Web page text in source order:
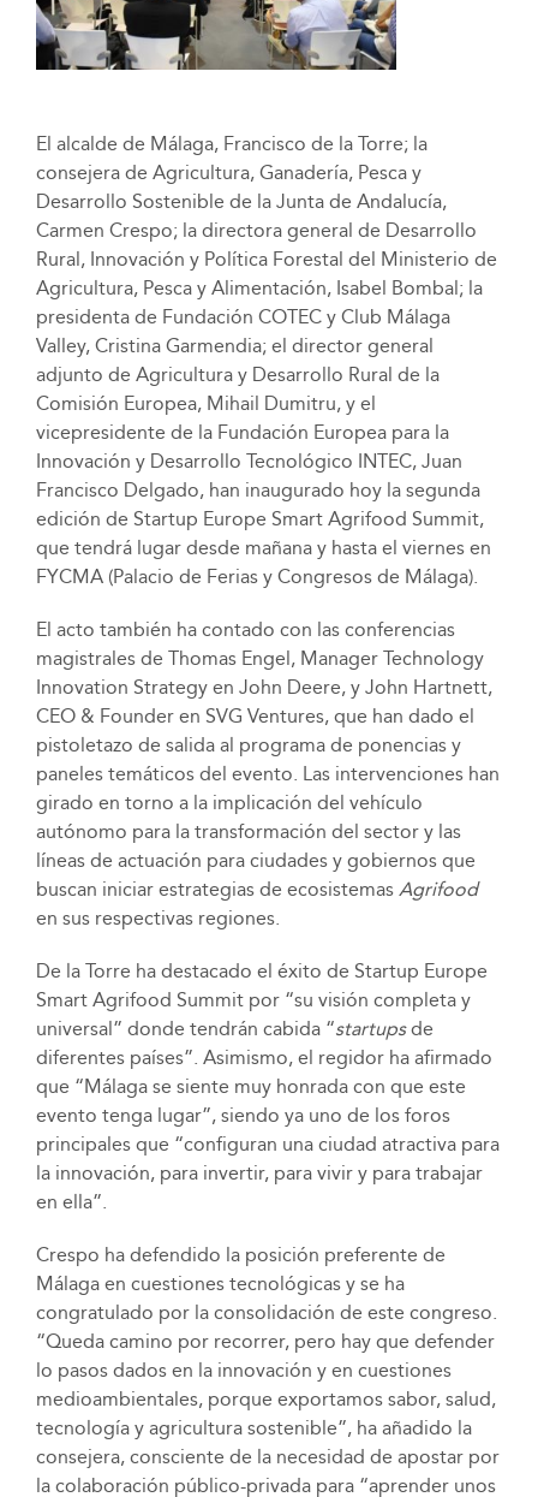
El alcalde de Málaga, Francisco de la Torre; la
consejera de Agricultura, Ganadería, Pesca y
Desarrollo Sostenible de la Junta de Andalucía,
Carmen Crespo; la directora general de Desarrollo
Rural, Innovación y Política Forestal del Ministerio de
Agricultura, Pesca y Alimentación, Isabel Bombal; la
presidenta de Fundación COTEC y Club Málaga
Valley, Cristina Garmendia; el director general
adjunto de Agricultura y Desarrollo Rural de la
Comisión Europea, Mihail Dumitru, y el
vicepresidente de la Fundación Europea para la
Innovación y Desarrollo Tecnológico INTEC, Juan
Francisco Delgado, han inaugurado hoy la segunda
edición de Startup Europe Smart Agrifood Summit,
que tendrá lugar desde mañana y hasta el viernes en
FYCMA (Palacio de Ferias y Congresos de Málaga).
El acto también ha contado con las conferencias
magistrales de Thomas Engel, Manager Technology
Innovation Strategy en John Deere, y John Hartnett,
CEO & Founder en SVG Ventures, que han dado el
pistoletazo de salida al programa de ponencias y
paneles temáticos del evento. Las intervenciones han
girado en torno a la implicación del vehículo
autónomo para la transformación del sector y las
líneas de actuación para ciudades y gobiernos que
buscan iniciar estrategias de ecosistemas Agrifood
en sus respectivas regiones.
De la Torre ha destacado el éxito de Startup Europe
Smart Agrifood Summit por “su visión completa y
universal” donde tendrán cabida “startupsde
diferentes países”. Asimismo, el regidor ha afirmado
que “Málaga se siente muy honrada con que este
evento tenga lugar”, siendo ya uno de los foros
principales que “configuran una ciudad atractiva para
la innovación, para invertir, para vivir y para trabajar
en ella”.
Crespo ha defendido la posición preferente de
Málaga en cuestiones tecnológicas y se ha
congratulado por la consolidación de este congreso.
“Queda camino por recorrer, pero hay que defender
lo pasos dados en la innovación y en cuestiones
medioambientales, porque exportamos sabor, salud,
tecnología y agricultura sostenible”, ha añadido la
consejera, consciente de la necesidad de apostar por
la colaboración público-privada para “aprender unos